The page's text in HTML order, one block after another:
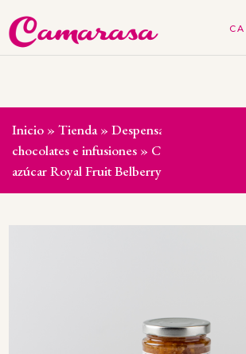
Inicio » Tienda» Despensa gourmet
chocolates e infusiones » Confitura de
azúcar Royal Fruit Belberry